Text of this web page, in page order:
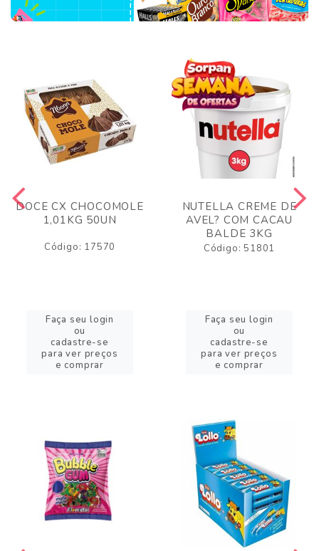
DOCE CX CHOCOMOLE
1,01KG 50UN
Código: 17570
Faça seu login
ou
cadastre-se
para ver preços
e comprar
NUTELLA CREME DE
AVEL? COM CACAU
BALDE 3KG
Código: 51801
Faça seu login
ou
cadastre-se
para ver preços
e comprar